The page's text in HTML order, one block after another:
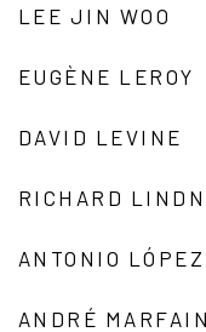
LEE JIN WOO
EUGÈNE LEROY
DAVID LEVINE
RICHARD
ANTONIO
ANDRÉ